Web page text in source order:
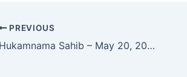
PREVIOUS
Hukamnama Sahib – May 20, 2025